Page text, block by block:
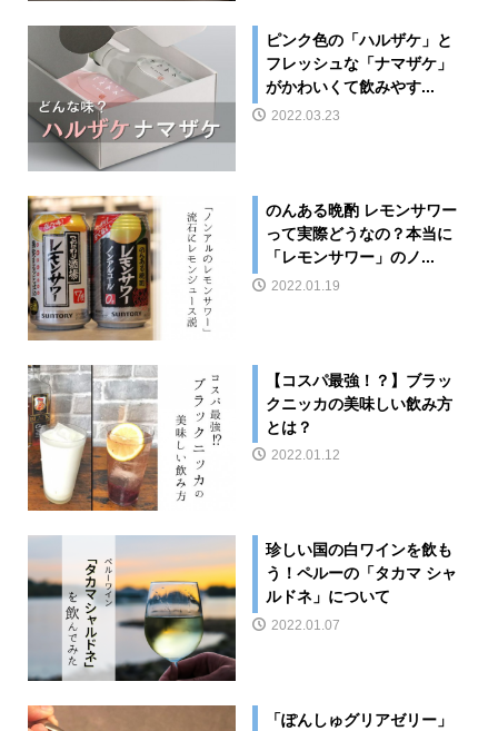
ピンク色の「ハルザケ」と
フレッシュな「ナマザケ」
がかわいくて飲みやす...
2022.03.23
のんある晩酌 レモンサワー
って実際どうなの？本当に
「レモンサワー」のノ...
2022.01.19
【コスパ最強！？】ブラッ
クニッカの美味しい飲み方
とは？
2022.01.12
珍しい国の白ワインを飲も
う！ペルーの「タカマ シャ
ルドネ」について
2022.01.07
「ぽんしゅグリアゼリー」